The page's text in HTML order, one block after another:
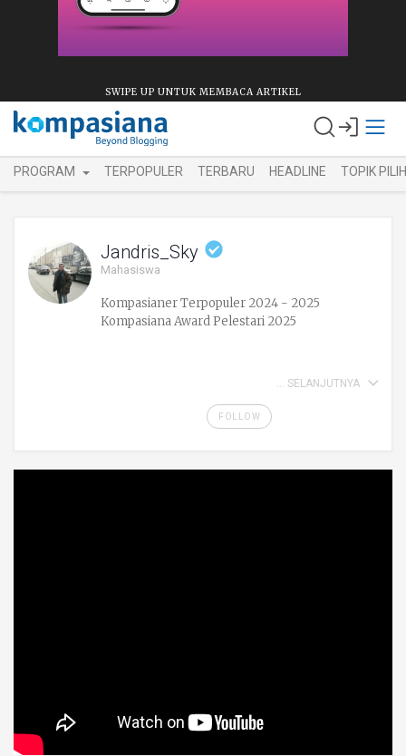
SWIPE UP UNTUK MEMBACA ARTIKEL
PROGRAM TERPOPULER TERBARU HEADLINE TOPIK
Jandris_Sky
Mahasiswa
Kompasianer Terpopuler 2024 - 2025
Kompasiana Award Pelestari 2025
SELANJUTNYA
FOLLOW